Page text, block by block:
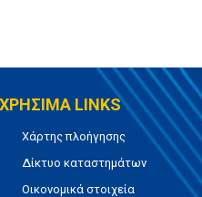
ΧΡΗΣΙΜΑ LINKS
Χάρτης πλοήγησης
Δίκτυο καταστημάτων
Οικονομικά στοιχεία